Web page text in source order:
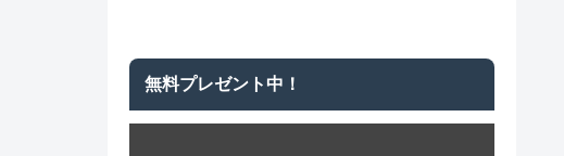
無料プレゼント中！